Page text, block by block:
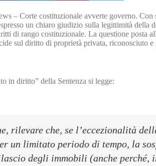
– Corte costituzionale avverte governo. Con
un chiaro giudizio sulla legittimità della
di rango costituzionale. La questione posta
sul diritto di proprietà privata, riconosciuto
in diritto” della Sentenza si legge:
rilevare che, se l’eccezionalità
un limitato periodo di tempo, la
degli immobili (anche perché,